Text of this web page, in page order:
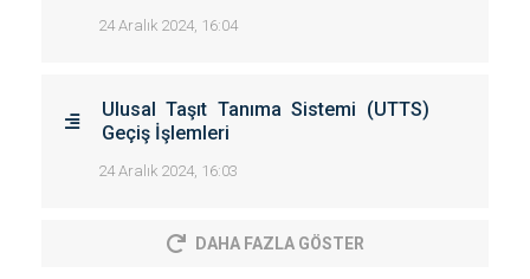
24 Aralık 2024, 16:04
Ulusal Taşıt Tanıma Sistemi (UTTS)
Geçiş İşlemleri
24 Aralık 2024, 16:03
DAHA FAZLA GÖSTER